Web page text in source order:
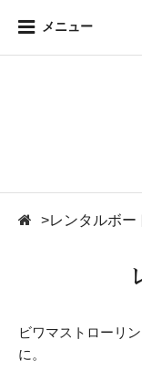
メニュー
>レンタルボー
ビワマストローリ
に。